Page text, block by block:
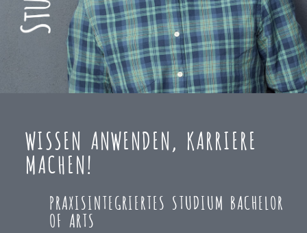
WISSEN ANWENDEN, KARRIERE
MACHEN!
PRAXISINTEGRIERTES STUDIUM BACHELOR
OF ARTS